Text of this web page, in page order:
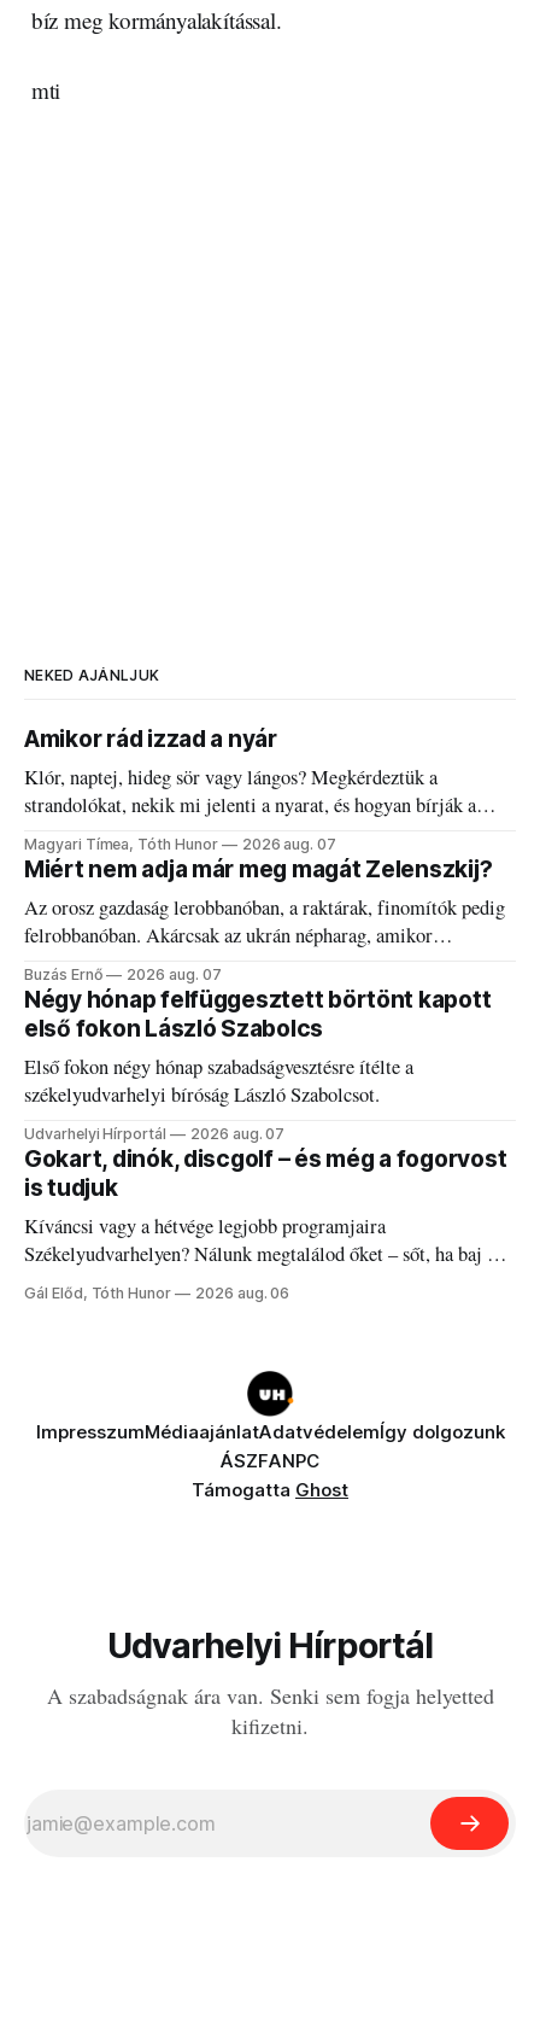
bíz meg kormányalakítással.
mti
NEKED AJÁNLJUK
Amikor rád izzad a nyár
Klór, naptej, hideg sör vagy lángos? Megkérdeztük a
strandolókat, nekik mi jelenti a nyarat, és hogyan bírják a
kánikulát.
Magyari Tímea, Tóth Hunor 2026 aug. 07
Miért nem adja már meg magát Zelenszkij?
Az orosz gazdaság lerobbanóban, a raktárak, finomítók pedig
felrobbanóban. Akárcsak az ukrán népharag, amikor
elégedetlen vezetőivel.
Buzás Ernő 2026 aug. 07
Négy hónap felfüggesztett börtönt kapott
első fokon László Szabolcs
Első fokon négy hónap szabadságvesztésre ítélte a
székelyudvarhelyi bíróság László Szabolcsot.
Udvarhelyi Hírportál 2026 aug. 07
Gokart, dinók, discgolf – és még a fogorvost
is tudjuk
Kíváncsi vagy a hétvége legjobb programjaira
Székelyudvarhelyen? Nálunk megtalálod őket – sőt, ha baj van
a fogaddal, a fogorvosi ügyeletet is!
Gál Előd, Tóth Hunor 2026 aug. 06
ImpresszumMédiaajánlatAdatvédelemÍgy dolgozunk
ÁSZFANPC
Támogatta Ghost
Udvarhelyi Hírportál
A szabadságnak ára van. Senki sem fogja helyetted
kifizetni.